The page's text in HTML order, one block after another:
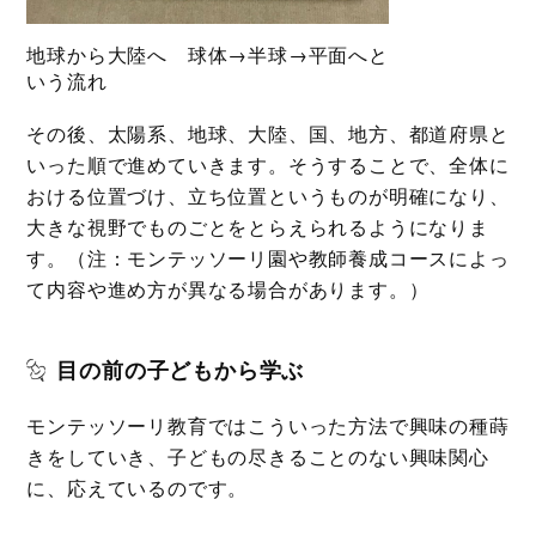
地球から大陸へ 球体→半球→平面へと
いう流れ
その後、太陽系、地球、大陸、国、地方、都道府県と
いった順で進めていきます。そうすることで、全体に
おける位置づけ、立ち位置というものが明確になり、
大きな視野でものごとをとらえられるようになりま
す。（注：モンテッソーリ園や教師養成コースによっ
て内容や進め方が異なる場合があります。）
目の前の子どもから学ぶ
モンテッソーリ教育ではこういった方法で興味の種蒔
きをしていき、子どもの尽きることのない興味関心
に、応えているのです。